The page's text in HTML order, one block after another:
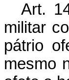
Art.
militar
pátrio
mesmo